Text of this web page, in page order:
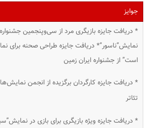
جوایز
* دریافت جایزه بازیگری مرد از سی‌و‌پنجمین جشنواره
نمایش”ناسور”* دریافت جایزه طراحی صحنه برای
است” از جشنواره ایران زمین
* دریافت جایزه کارگردان برگزیده از انجمن
تئاتر
* دریافت جایزه ویژه بازیگری برای بازی در